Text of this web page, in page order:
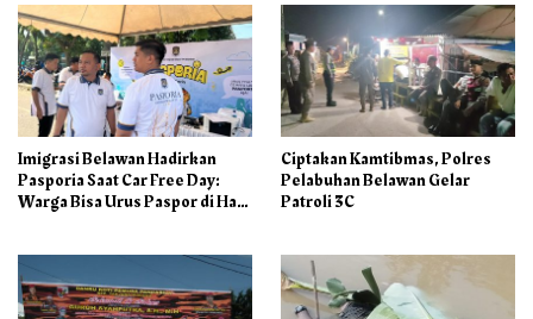
Imigrasi Belawan Hadirkan
Pasporia Saat Car Free Day:
Warga Bisa Urus Paspor di Hari
Ciptakan Kamtibmas, Polres
Pelabuhan Belawan Gelar
Patroli 3C